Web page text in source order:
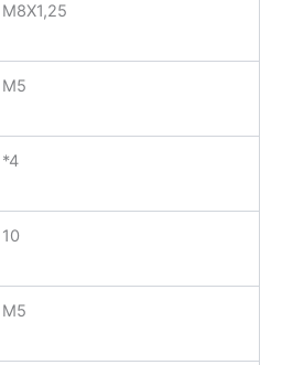
M8X1,25
M5
*4
10
M5